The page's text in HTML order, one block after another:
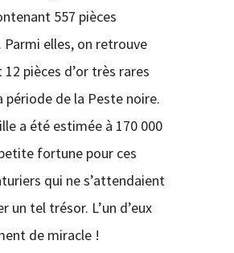
557 pièces
Parmi elles, on retrouve
pièces d’or très rares
période de la Peste noire.
a été estimée à 170 000
fortune pour ces
qui ne s’attendaient
un tel trésor. L’un d’eux
de miracle !